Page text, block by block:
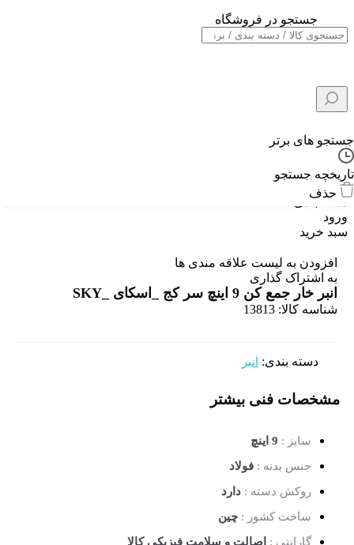
جستجو در فروشگاه
جستجو های برتر
تاریخچه جستجو
حذف
خانه
دسته بندی
ورود
سبد خرید
افزودن به لیست علاقه مندی ها
به اشتراک گذاری
انبر خار جمع کن 9 اینچ سر کج _اسکای _SKY
شناسه کالا: 13813
دسته بندی: انبر
مشخصات فنی بیشتر
سایز : 9 اینچ
جنس بدنه : فولاد
روکش دسته : دارد
ساخت کشور : چین
گارانتی : اصالت و سلامت فیزیکی کالا